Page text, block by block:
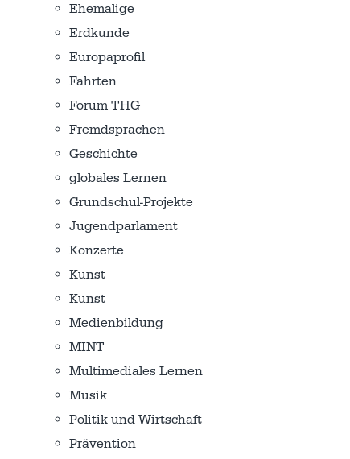
Ehemalige
Erdkunde
Europaprofil
Fahrten
Forum THG
Fremdsprachen
Geschichte
globales Lernen
Grundschul-Projekte
Jugendparlament
Konzerte
Kunst
Kunst
Medienbildung
MINT
Multimediales Lernen
Musik
Politik und Wirtschaft
Prävention